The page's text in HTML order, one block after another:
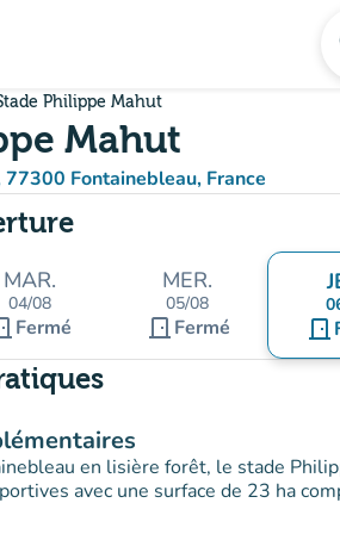
Philippe Mahut
Mahut
77300 Fontainebleau, France
(ouvrir dans Google Maps)
(nouvel onglet)
MAR.
04/08
Fermé
MER.
05/08
door_front Fermé door_front
en lisière forêt, le stade
avec une surface de 23 ha